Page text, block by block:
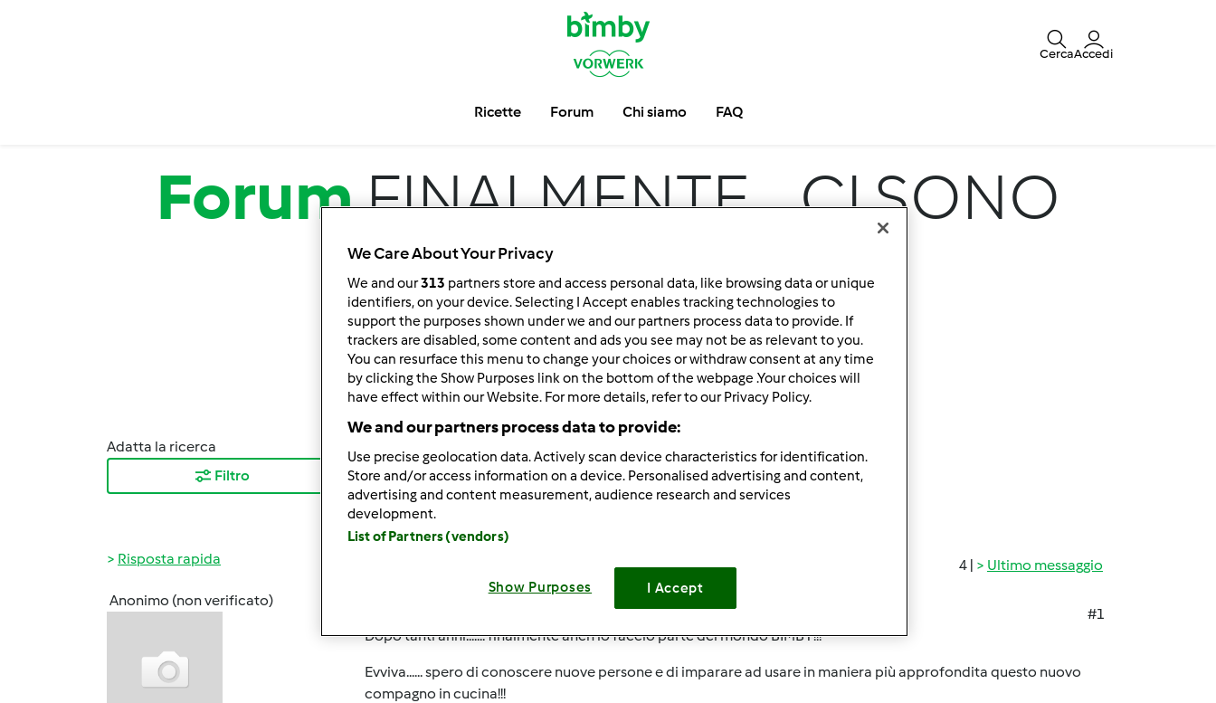
CercaAccedi
Ricette Forum Chi siamo FAQ
ForumFINALMENTE... CI SONO
ANCH'IO
Adatta la ricerca
Filtro
Ordina per:
I risultati più recenti
Risultati per pagina:
10
4 | Ultimo messaggio
Risposta rapida
Anonimo (non verificato)
#1
Dopo tanti anni....... finalmente anch'io faccio parte del mondo BIMBY!!!
Evviva...... spero di conoscere nuove persone e di imparare ad usare in maniera più approfondita questo nuovo
compagno in cucina!!!
We Care About Your Privacy
We and our313 partners store and access personal data, like browsing data or unique
identifiers, on your device. Selecting I Accept enables tracking technologies to
support the purposes shown under we and our partners process data to provide. If
trackers are disabled, some content and ads you see may not be as relevant to you.
You can resurface this menu to change your choices or withdraw consent at any time
by clicking the Show Purposes link on the bottom of the webpage .Your choices will
have effect within our Website. For more details, refer to our Privacy Policy.
We and our partners process data to provide:
Use precise geolocation data. Actively scan device characteristics for identification.
Store and/or access information on a device. Personalised advertising and content,
advertising and content measurement, audience research and services
development.
List of Partners (vendors)
Show Purposes I Accept